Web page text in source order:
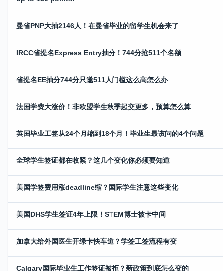
曼省PNP大抽2146人！在曼省毕业的留学生机会来了
IRCC省提名Express Entry抽分！744分抢511个名额
省提名EE抽分744分只邀511人门槛这么高怎么办
法国学费大涨价！非欧盟学生秋季起交更多，预算怎么算
英国毕业工签从24个月缩到18个月！毕业生最该问的4个问题
全球学生签证都在收紧？这几个变化你必须要知道
美国学签费用涨deadline缩？国际学生注意这些变化
美国DHS学生签证4年上限！STEM博士被卡中间
加拿大给外国医生开绿卡快车道？学签工签流程有变
Calgary国际毕业生工作签证被拒？新政策到底怎么变的